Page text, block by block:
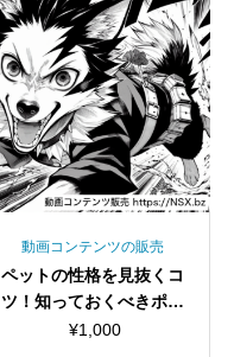
動画コンテンツの販売
ペットの性格を見抜くコ
ツ！知っておくべきポイ
ントショート動画セット
¥1,000